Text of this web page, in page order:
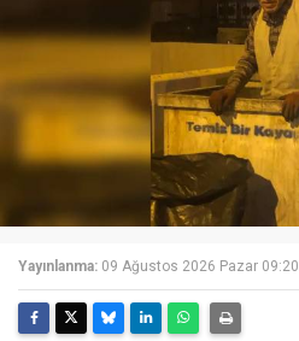
Yayınlanma: 09 Ağustos 2026 Pazar 09:20